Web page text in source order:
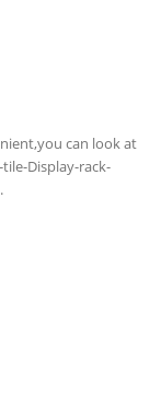
can look at
Display-rack-